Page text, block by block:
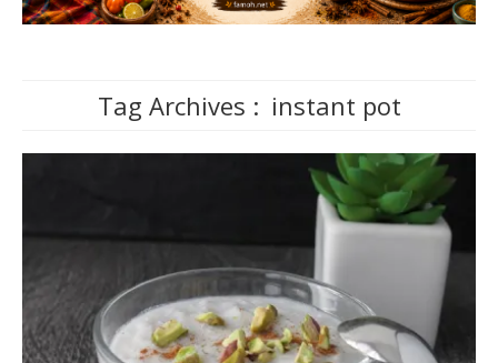
Tag Archives : instant pot